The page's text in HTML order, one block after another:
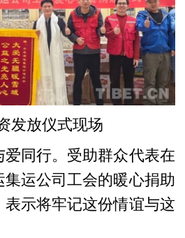
发放仪式现场
同行。 受助群众代表在
运公司工会的暖心捐助
示将牢记这份情谊与这